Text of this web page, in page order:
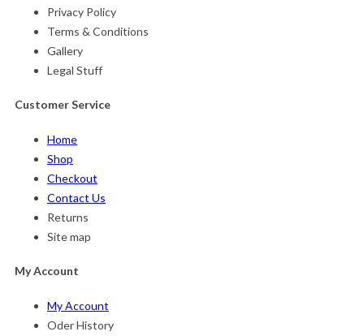
Privacy Policy
Terms & Conditions
Gallery
Legal Stuff
Customer Service
Home
Shop
Checkout
Contact Us
Returns
Site map
My Account
My Account
Oder History